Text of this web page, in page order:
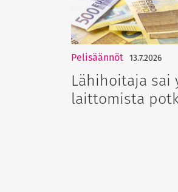
Pelisäännöt 13.7.2026
Lähihoitaja sai
laittomista